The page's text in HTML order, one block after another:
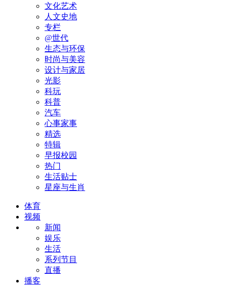
文化艺术
人文史地
专栏
@世代
生态与环保
时尚与美容
设计与家居
光影
科玩
科普
汽车
心事家事
精选
特辑
早报校园
热门
生活贴士
星座与生肖
体育
视频
新闻
娱乐
生活
系列节目
直播
播客